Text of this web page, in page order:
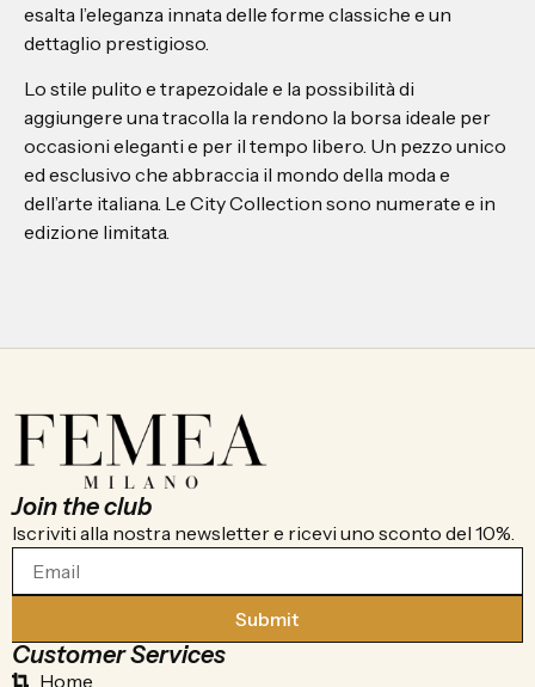
esalta l’eleganza innata delle forme classiche e un
dettaglio prestigioso.
Lo stile pulito e trapezoidale e la possibilità di
aggiungere una tracolla la rendono la borsa ideale per
occasioni eleganti e per il tempo libero. Un pezzo unico
ed esclusivo che abbraccia il mondo della moda e
dell’arte italiana. Le City Collection sono numerate e in
edizione limitata.
Join the club
Iscriviti alla nostra newsletter e ricevi uno sconto del 10%.
Submit
Customer Services
Home